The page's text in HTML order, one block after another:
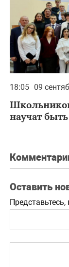
18:05 09
научат
Оставить